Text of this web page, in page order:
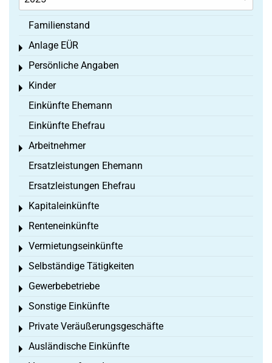
Familienstand
Anlage EÜR
Toggle menu
Persönliche Angaben
Toggle menu
Kinder
Toggle menu
Einkünfte Ehemann
Einkünfte Ehefrau
Arbeitnehmer
Toggle menu
Ersatzleistungen Ehemann
Ersatzleistungen Ehefrau
Kapitaleinkünfte
Toggle menu
Renteneinkünfte
Toggle menu
Vermietungseinkünfte
Toggle menu
Selbständige Tätigkeiten
Toggle menu
Gewerbebetriebe
Toggle menu
Sonstige Einkünfte
Toggle menu
Private Veräußerungsgeschäfte
Toggle menu
Ausländische Einkünfte
Toggle menu